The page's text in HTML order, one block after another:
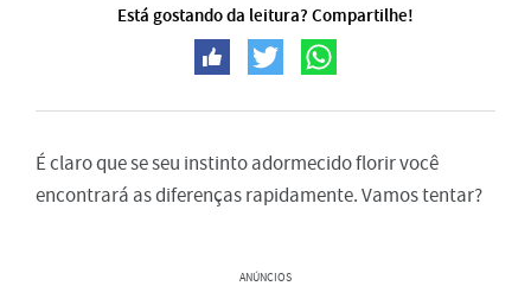
Está gostando da leitura? Compartilhe!
É claro que se seu instinto adormecido florir você
encontrará as diferenças rapidamente. Vamos tentar?
ANÚNCIOS